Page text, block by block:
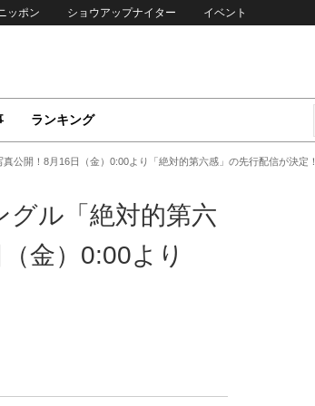
ッポン ショウアップナイター イベント
ランキング
公開！8月16日（金）0:00より「絶対的第六感」の先行配信が決定！
グル「絶対的第六
金）0:00より